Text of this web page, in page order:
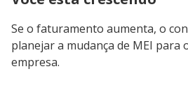
Se o faturamento aumenta, o
planejar a mudança de MEI para
empresa.